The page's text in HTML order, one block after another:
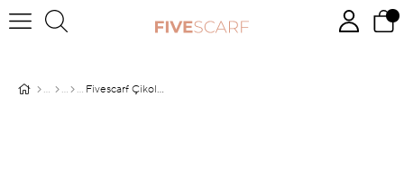
Fivescarf Çikolata - Kahve Viskon Modal Düz Şal